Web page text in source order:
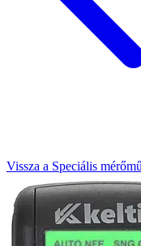
Vissza a Speciális